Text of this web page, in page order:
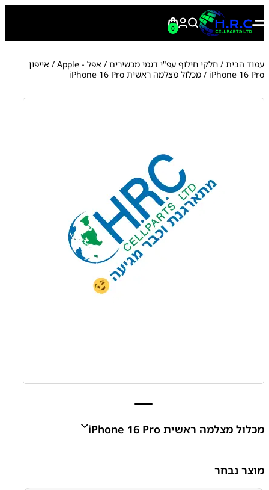
0
עמוד הבית / חלקי חילוף עפ"י דגמי מכשירים / אפל - Apple / אייפון
iPhone 16 Pro / מכלול מצלמה ראשית iPhone 16 Pro
מכלול מצלמה ראשית iPhone 16 Pro
₪0.00
מוצר נבחר